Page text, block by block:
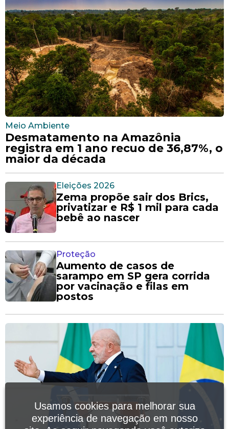
Meio Ambiente
Desmatamento na Amazônia
registra em 1 ano recuo de 36,87%, o
maior da década
Eleições 2026
Zema propõe sair dos Brics,
privatizar e R$ 1 mil para cada
bebê ao nascer
Proteção
Aumento de casos de
sarampo em SP gera corrida
por vacinação e filas em
postos
Usamos cookies para melhorar sua
experiência de navegação em nosso